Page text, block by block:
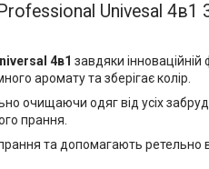
Univesal 4в1
4в1 завдяки
аромату та зберігає колір.
очищаючи одяг від усіх
прання.
та допомагають